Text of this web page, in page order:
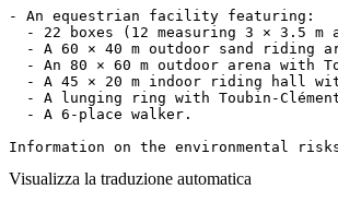
- An equestrian facility featuring:
- 22 boxes (12 measuring 3 × 3.5 m
- A 60 × 40 m outdoor sand riding
- An 80 × 60 m outdoor arena with
- A 45 × 20 m indoor riding hall
- A lunging ring with Toubin-
  - A 6-place walker.
Information on the environmental
Visualizza la traduzione automatica